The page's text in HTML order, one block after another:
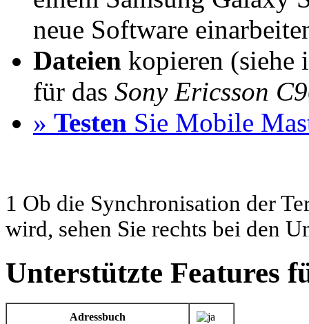
neue Software
Dateien kopieren (siehe
für das Sony Ericsson
» Testen Sie Mobile
1 Ob die Synchronisation der
wird, sehen Sie rechts bei den
Unterstützte Features
Adressbuch